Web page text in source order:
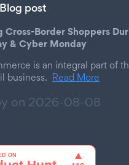
post
Cross-Border Shoppers
& Cyber Monday
is an integral part of
business. Read More
on 2026-08-08